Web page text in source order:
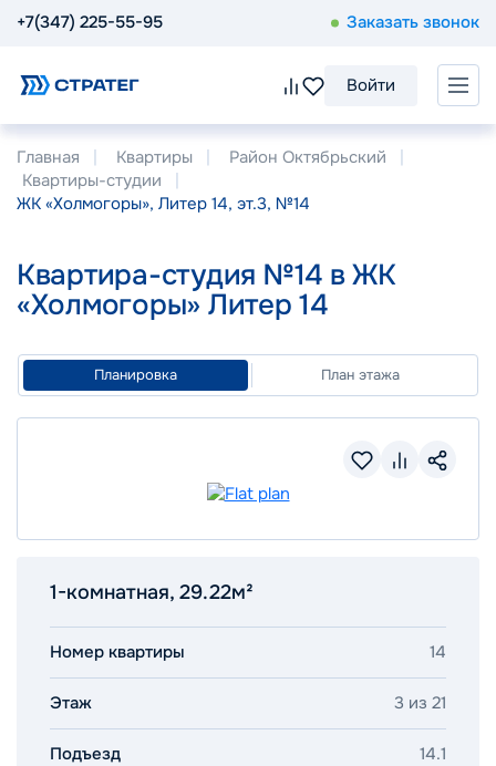
+7(347) 225-55-95 Заказать звонок
Войти
Главная Квартиры
Район Октябрьский
Квартиры-студии
ЖК «Холмогоры», Литер 14, эт.3, №14
Квартира-студия №14 в ЖК
«Холмогоры» Литер 14
Планировка План этажа
1-комнатная, 29.22м²
Номер квартиры 14
Этаж 3 из 21
Подъезд 14.1